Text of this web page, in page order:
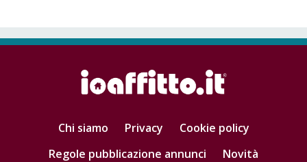
Chi siamo Privacy
Cookie policy
Regole pubblicazione annunci
Novità